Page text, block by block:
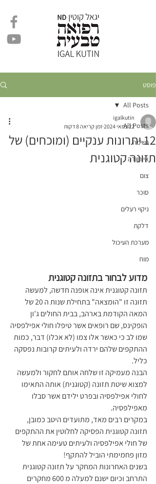
פוסט
All Posts
נשימה
איורוודה
צום
סוכר
ניקוי רעלים
דלקת
מערכת העיכול
מוח
All Posts
12 יתרונות ענקיים (ומוכחים) של
תזונה קטוגנית
igalkutin
22 במאי 2024
זמן קריאה 8 דקות
מדוע לבחור בתזונה קטוגנית
תזונה קטוגנית אינה אופנה חדשה, למעשה
תזונה זו "הומצאה" בתחילת שנות ה 20 של
המאה הקודמת בארהב, בבית החולים ג'ון
הופקינס, שם רופאים אשר טיפלו חולי אפילפסיה
שמו לב כי כאשר אלו צמו (לא אכלו) דבר, כמות
ההתקפים שלהם ירדה ולעיתים קרובות נפסקה
כליל.
הבנה מעמיקה זו שלחה אותם לחקור ולמעשה
למצוא שיטת תזונה (קטוגנית) אותה התאימו
לחולי אפילפסיה ובפרט ילידם אשר סבלו
מאפילפסיה.
במקרים רבים מאד, מתועדים היטב כמובן,
תזונה קטוגנית הפסיקה לחלוטין את ההתקפים
של חולי אפילפסיה ולעיתים טעימה אחת של
מזון פחמימתי הוביל להתקף!
בשנים האחרונות המחקר על תזונה קטוגנית
התרחב וכיום ישנם למעלה מ 600 מחקרים